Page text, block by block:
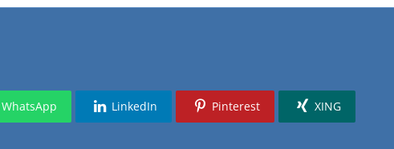
WhatsApp LinkedIn Pinterest XING